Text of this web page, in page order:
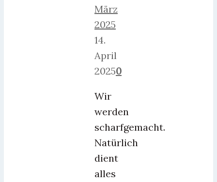
März
2025
14.
April
20250
Wir
werden
scharfgemacht.
Natürlich
dient
alles